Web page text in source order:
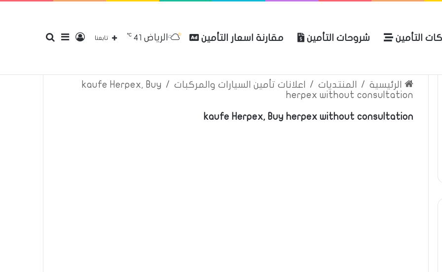
التأمين شروحات التأمين مقارنة اسعار التأمين إضافة
تسجيل تابعنا الرياض 41
℃ للتأمين الرئيسية عن الموقع سياسة الخصوصية إتصل بنا
الرئيسية / المنتديات / اعلانات تأمين السيارات والمركبات /
kaufe Herpex, Buy
herpex without consultation
kaufe Herpex, Buy herpex without consultation